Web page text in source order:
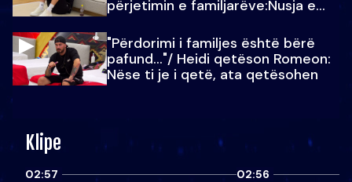
përjetimin e familjarëve:Nusja e
"Përdorimi i familjes është bërë
pafund…"/ Heidi qetëson Romeon:
Nëse ti je i qetë, ata qetësohen
Klipe
02:57 02:56